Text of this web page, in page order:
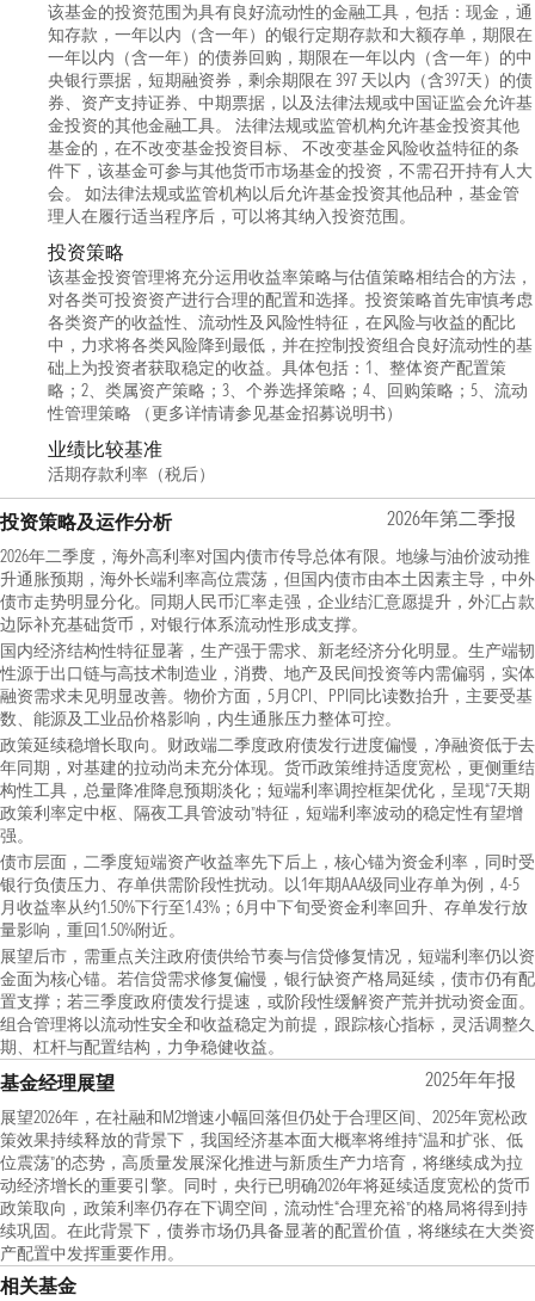
该基金的投资范围为具有良好流动性的金融工具，包括：现金，通
知存款，一年以内（含一年）的银行定期存款和大额存单，期限在
一年以内（含一年）的债券回购，期限在一年以内（含一年）的中
央银行票据，短期融资券，剩余期限在 397 天以内（含397天）的债
券、资产支持证券、中期票据，以及法律法规或中国证监会允许基
金投资的其他金融工具。 法律法规或监管机构允许基金投资其他
基金的，在不改变基金投资目标、 不改变基金风险收益特征的条
件下，该基金可参与其他货币市场基金的投资，不需召开持有人大
会。 如法律法规或监管机构以后允许基金投资其他品种，基金管
理人在履行适当程序后，可以将其纳入投资范围。
投资策略
该基金投资管理将充分运用收益率策略与估值策略相结合的方法，
对各类可投资资产进行合理的配置和选择。投资策略首先审慎考虑
各类资产的收益性、流动性及风险性特征，在风险与收益的配比
中，力求将各类风险降到最低，并在控制投资组合良好流动性的基
础上为投资者获取稳定的收益。具体包括：1、整体资产配置策
略；2、类属资产策略；3、个券选择策略；4、回购策略；5、流动
性管理策略 （更多详情请参见基金招募说明书）
业绩比较基准
活期存款利率（税后）
投资策略及运作分析 2026年第二季报
2026年二季度，海外高利率对国内债市传导总体有限。地缘与油价波动推
升通胀预期，海外长端利率高位震荡，但国内债市由本土因素主导，中外
债市走势明显分化。同期人民币汇率走强，企业结汇意愿提升，外汇占款
边际补充基础货币，对银行体系流动性形成支撑。
国内经济结构性特征显著，生产强于需求、新老经济分化明显。生产端韧
性源于出口链与高技术制造业，消费、地产及民间投资等内需偏弱，实体
融资需求未见明显改善。物价方面，5月CPI、PPI同比读数抬升，主要受基
数、能源及工业品价格影响，内生通胀压力整体可控。
政策延续稳增长取向。财政端二季度政府债发行进度偏慢，净融资低于去
年同期，对基建的拉动尚未充分体现。货币政策维持适度宽松，更侧重结
构性工具，总量降准降息预期淡化；短端利率调控框架优化，呈现“7天期
政策利率定中枢、隔夜工具管波动”特征，短端利率波动的稳定性有望增
强。
债市层面，二季度短端资产收益率先下后上，核心锚为资金利率，同时受
银行负债压力、存单供需阶段性扰动。以1年期AAA级同业存单为例，4-5
月收益率从约1.50%下行至1.43%；6月中下旬受资金利率回升、存单发行放
量影响，重回1.50%附近。
展望后市，需重点关注政府债供给节奏与信贷修复情况，短端利率仍以资
金面为核心锚。若信贷需求修复偏慢，银行缺资产格局延续，债市仍有配
置支撑；若三季度政府债发行提速，或阶段性缓解资产荒并扰动资金面。
组合管理将以流动性安全和收益稳定为前提，跟踪核心指标，灵活调整久
期、杠杆与配置结构，力争稳健收益。
基金经理展望 2025年年报
展望2026年，在社融和M2增速小幅回落但仍处于合理区间、2025年宽松政
策效果持续释放的背景下，我国经济基本面大概率将维持“温和扩张、低
位震荡”的态势，高质量发展深化推进与新质生产力培育，将继续成为拉
动经济增长的重要引擎。同时，央行已明确2026年将延续适度宽松的货币
政策取向，政策利率仍存在下调空间，流动性“合理充裕”的格局将得到持
续巩固。在此背景下，债券市场仍具备显著的配置价值，将继续在大类资
产配置中发挥重要作用。
相关基金